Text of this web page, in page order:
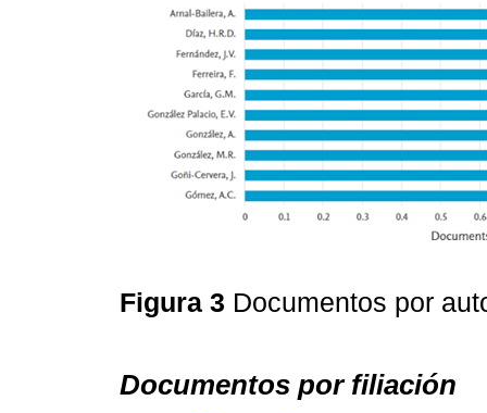
Figura 3 Documentos por
Documentos por filiación